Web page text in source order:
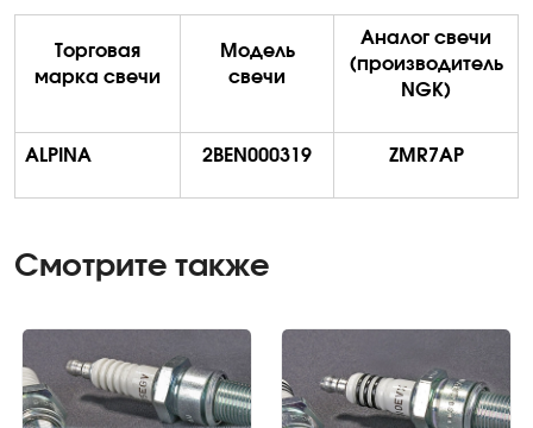
Торговая
марка свечи
Модель
свечи
Аналог свечи
(производитель
NGK)
ALPINA 2BEN000319 ZMR7AP
Смотрите также